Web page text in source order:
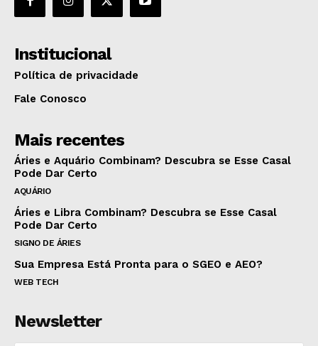
Institucional
Política de privacidade
Fale Conosco
Mais recentes
Áries e Aquário Combinam? Descubra se Esse Casal
Pode Dar Certo
AQUÁRIO
Áries e Libra Combinam? Descubra se Esse Casal
Pode Dar Certo
SIGNO DE ÁRIES
Sua Empresa Está Pronta para o SGEO e AEO?
WEB TECH
Newsletter